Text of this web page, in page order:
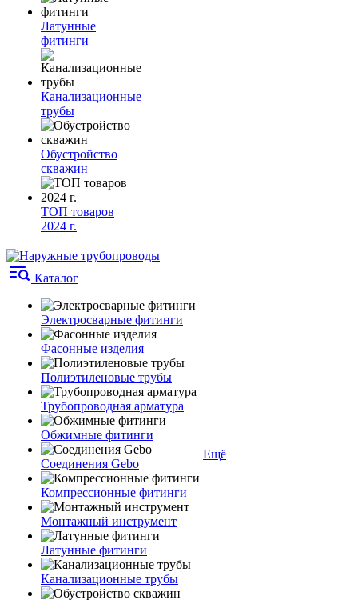
Латунные
фитинги
Канализационные
трубы
Обустройство
скважин
ТОП товаров
2024 г.
Каталог
Электросварные фитинги
Фасонные изделия
Полиэтиленовые трубы
Трубопроводная арматура
Обжимные фитинги
Соединения Gebo
Компрессионные фитинги
Монтажный инструмент
Латунные фитинги
Канализационные трубы
Ещё